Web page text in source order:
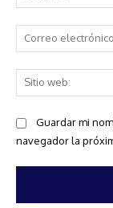
Guardar mi
navegador la